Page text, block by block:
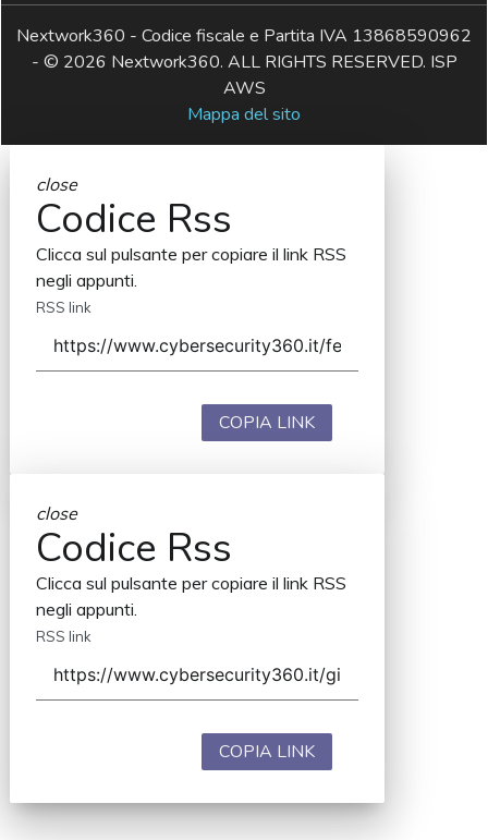
Nextwork360 - Codice fiscale e Partita IVA 13868590962
- © 2026 Nextwork360. ALL RIGHTS RESERVED. ISP
AWS
Mappa del sito
close
Codice Rss
Clicca sul pulsante per copiare il link RSS
negli appunti.
RSS link
COPIA LINK
close
Codice Rss
Clicca sul pulsante per copiare il link RSS
negli appunti.
RSS link
COPIA LINK